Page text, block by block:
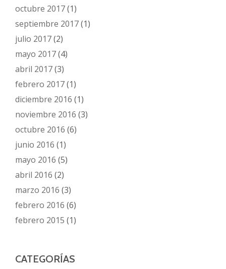
octubre 2017(1)
septiembre 2017(1)
julio 2017(2)
mayo 2017(4)
abril 2017(3)
febrero 2017(1)
diciembre 2016 (1)
noviembre 2016 (3)
octubre 2016 (6)
junio 2016 (1)
mayo 2016 (5)
abril 2016 (2)
marzo 2016 (3)
febrero 2016 (6)
febrero 2015 (1)
CATEGORÍAS